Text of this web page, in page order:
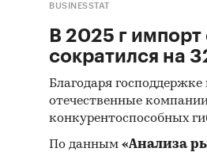
BUSINESSTAT
В 2025 г
сократился на
Благодаря
отечественные
конкурентоспособных
По данным «Анализа